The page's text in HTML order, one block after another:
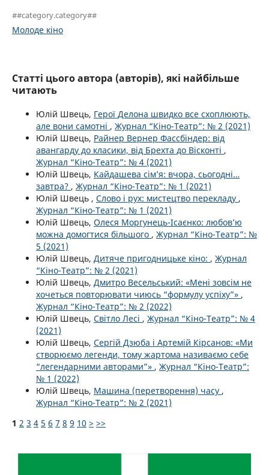
##category.category##
Молоде кіно
Статті цього автора (авторів), які найбільше
читають
Юлій Швець, Герої Делона швидко все схоплюють,
але вони самотні , Журнал “Кіно-Театр”: № 2 (2021)
Юлій Швець, Райнер Вернер Фассбіндер: від
авангарду до класики, від Брехта до Вісконті ,
Журнал “Кіно-Театр”: № 4 (2021)
Юлій Швець, Кайдашева сім’я: вчора, сьогодні…
завтра? , Журнал “Кіно-Театр”: № 1 (2021)
Юлій Швець , Слово і рух: мистецтво перекладу ,
Журнал “Кіно-Театр”: № 1 (2021)
Юлій Швець, Олеся Моргунець-Ісаєнко: любов’ю
можна домогтися більшого , Журнал “Кіно-Театр”: №
5 (2021)
Юлій Швець, Дитяче пригодницьке кіно: , Журнал
“Кіно-Театр”: № 2 (2021)
Юлій Швець, Дмитро Весельський: «Мені зовсім не
хочеться повторювати чиюсь “формулу успіху”» ,
Журнал “Кіно-Театр”: № 2 (2022)
Юлій Швець, Світло Лесі , Журнал “Кіно-Театр”: № 4
(2021)
Юлій Швець, Сергій Дзюба і Артемій Кірсанов: «Ми
створюємо легенди, тому жартома називаємо себе
“легендарними авторами”» , Журнал “Кіно-Театр”:
№ 1 (2022)
Юлій Швець, Машина (перетворення) часу ,
Журнал “Кіно-Театр”: № 2 (2021)
1 2 3 4 5 6 7 8 9 10 > >>